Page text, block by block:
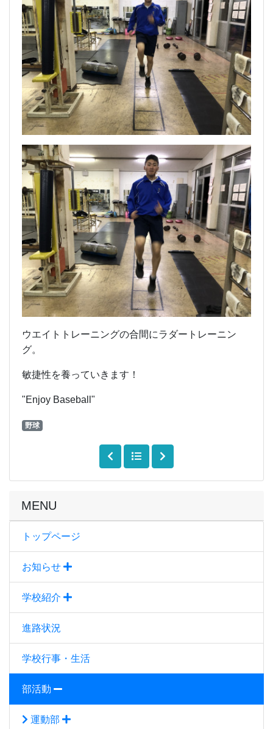
MENU
トップページ
お知らせ
学校紹介
進路状況
学校行事・生活
部活動
運動部
ウエイトトレーニングの合間にラダートレーニン
グ。
敏捷性を養っていきます！
"Enjoy Baseball"
野球